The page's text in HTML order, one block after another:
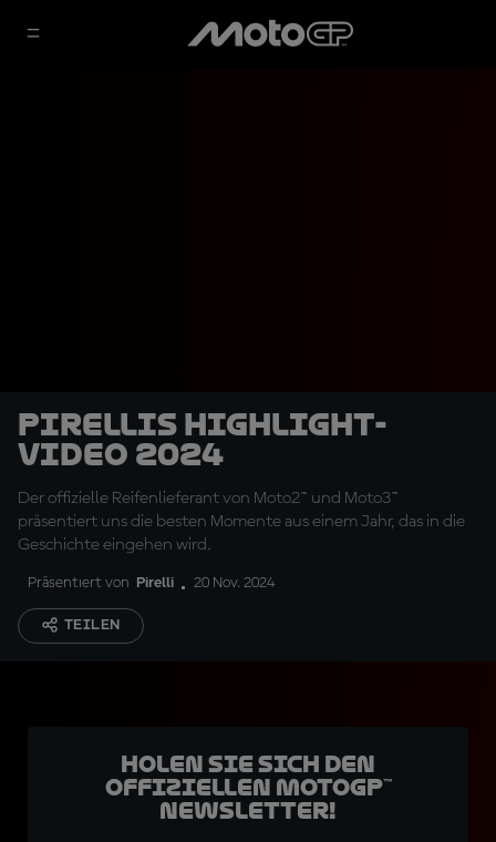
Pirellis Highlight-
Video 2024
Der offizielle Reifenlieferant von Moto2™ und Moto3™
präsentiert uns die besten Momente aus einem Jahr, das in die
Geschichte eingehen wird.
Präsentiert von Pirelli 20 Nov. 2024
TEILEN
Holen Sie sich den
offiziellen MotoGP™
Newsletter!